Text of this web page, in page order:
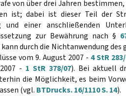
von über drei Jahren
ist; dabei ist dieser Teil der
und einer anschließenden
zur Bewährung nach §
durch die Nichtanwendung
vom 9. August 2007 -4 StR
- 1 StR 378/07). Bei aktuell
die Möglichkeit, es beim
(vgl. BTDrucks. 16/1110 S. 14).